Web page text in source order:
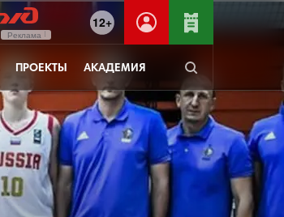
12+
Реклама
ПРОЕКТЫ АКАДЕМИЯ